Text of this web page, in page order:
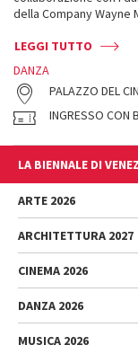
della Company Wayne
LEGGI TUTTO
DANZA
PALAZZO DEL
INGRESSO CON
LA BIENNALE DI
L'Istituzione
Cariche istituzionali
Storia
Luoghi
Sponsorship
Sostenibilità
ARTE 2026
Esposizione
Intervento di
Intervento di Koyo
ARCHITETTURA 2027
Mostra
Partecipazioni
CINEMA 2026
Mostra
DANZA 2026
MUSICA 2026